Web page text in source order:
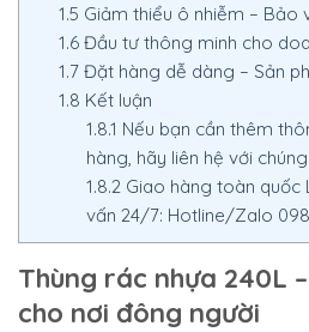
1.5 Giảm thiểu ô nhiễm – Bảo
1.6Đầu tư thông minh cho
1.7Đặt hàng dễ dàng – Sản
1.8 Kết luận
1.8.1 Nếu bạn cần thêm
hàng, hãy liên hệ với
1.8.2Giao hàng toàn quốc
vấn 24/7: Hotline/Zalo
Thùng rác nhựa 240L
cho nơi đông người